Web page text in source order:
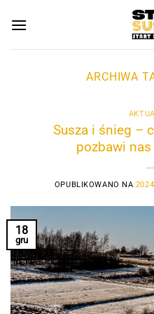
ARCHIWA
Susza i śnieg –
pozbawi nas
OPUBLIKOWANO NA
18
gru